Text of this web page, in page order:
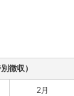
徴収）
2月